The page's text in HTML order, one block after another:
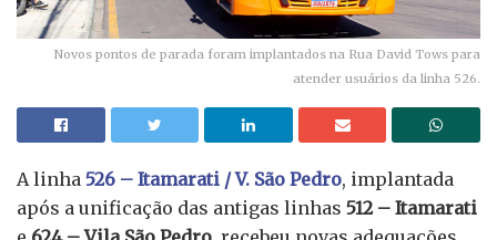
Novos pontos de parada foram implantados na Rua David Tows para
atender usuários da linha 526.
A linha 526 – Itamarati / V. São Pedro, implantada
após a unificação das antigas linhas 512 – Itamarati